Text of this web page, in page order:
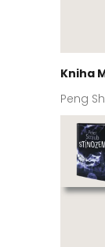
Kniha
Peng